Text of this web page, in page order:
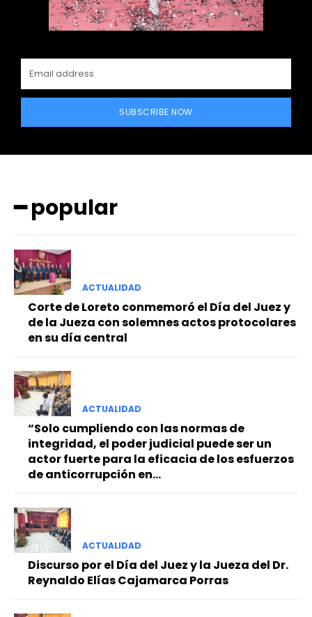
SUBSCRIBE NOW
━ popular
ACTUALIDAD
Corte de Loreto conmemoró el Día del Juez y
de la Jueza con solemnes actos protocolares
en su día central
ACTUALIDAD
“Solo cumpliendo con las normas de
integridad, el poder judicial puede ser un
actor fuerte para la eficacia de los esfuerzos
de anticorrupción en...
ACTUALIDAD
Discurso por el Día del Juez y la Jueza del Dr.
Reynaldo Elías Cajamarca Porras